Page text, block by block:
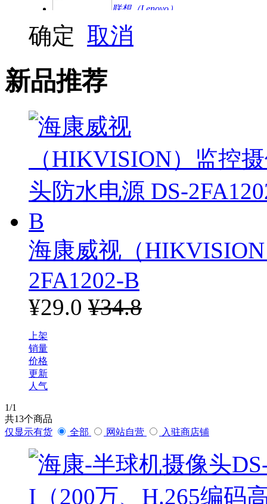
联想（Lenovo）
爱普生
罗技
大华|乐橙
大华
确定 取消
新品推荐
海康威视（
2FA1202-B
¥29.0 ¥34.8
上架
销量
价格
更新
人气
1/1
共13个商品
仅显示有货
全部 网站自营 入驻商店铺